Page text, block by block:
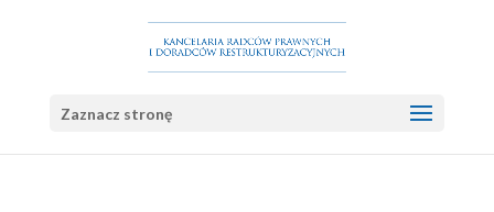
Zaznacz stronę